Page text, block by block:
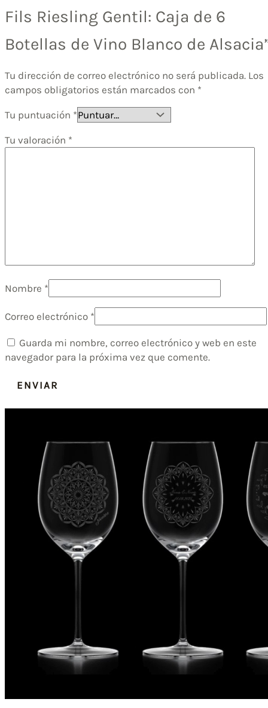
Fils Riesling Gentil: Caja de 6
Botellas de Vino Blanco de
Tu dirección de correo electrónico no será publicada. Los
campos obligatorios están marcados con *
Tu puntuación *
Tu valoración *
Nombre *
Correo electrónico *
Guarda mi nombre, correo electrónico y web en este
navegador para la próxima vez que comente.